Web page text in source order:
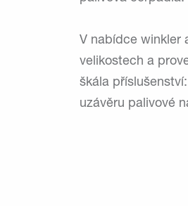
V nabídce winkler
velikostech a
škála
uzávěru palivové